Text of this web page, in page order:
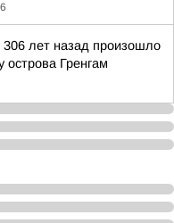
лет назад произошло
острова Гренгам